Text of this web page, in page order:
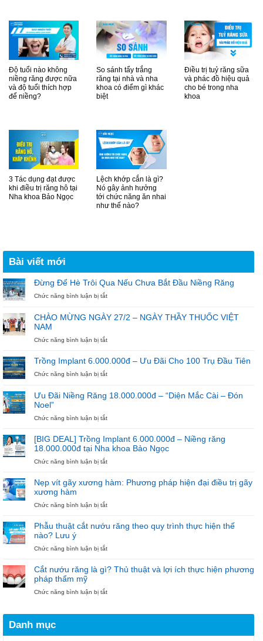
Độ tuổi nào không
niềng răng được nữa
và độ tuổi thích hợp
để niềng?
So sánh tẩy trắng
răng tại nhà và nha
khoa có điểm gì khác
biệt
Điều trị tuỷ răng sữa
và phác đồ hiệu quả
cho bé trong nha
khoa
3 Tác dụng đạt được
khi điều trị răng hô tại
Nha khoa Bảo Ngọc
Lệch khớp cắn là gì?
Nó gây ảnh hưởng
tới chức năng ăn nhai
như thế nào?
Bài viết mới
Đừng Để Hè Trôi Qua Nếu Chưa Bắt Đầu Niềng Răng
Chức năng bình luận bị tắtở
Hè
Qua
Chưa
Bắt
Đầu
Răng
CHÀO MỪNG NGÀY 27/2 – NGÀY THẦY THUỐC VIỆT
NAM
Chức năng bình luận bị tắtở
MỪNG
NGÀY
27/2
NGÀY
VIỆT
Trồng Implant 6.000.000đ – Ưu Đãi Cho 100 Trụ Đầu Tiên
Chức năng bình luận bị tắtở
6.000.000đ
Ưu
Cho
100
Trụ
Đầu
Ưu Đãi Niềng Răng 18.000.000đ – “Diện Mắc Cài – Đón
Noel”
Chức năng bình luận bị tắtở
Niềng
Răng
18.000.000đ
“Diện
–
Noel”
[BIG DEAL] Trồng Implant 6.000.000đ – Niềng răng
18.000.000đ tại Nha khoa Bảo Ngọc
Chức năng bình luận bị tắtở
DEAL]
Trồng
6.000.000đ
Niềng
tại
khoa
Nẹp vít gãy xương hàm: Phương pháp hiện đại điều trị gãy
xương hàm
Chức năng bình luận bị tắtở
gãy
hàm:
pháp
điều
Phẫu thuật cắt nướu răng theo quy trình thực hiện thế
nào? Lưu ý
Chức năng bình luận bị tắtở
thuật
cắt
răng
hiện
Cắt nướu răng là gì? Thủ thuật và lợi ích thực hiện phương
pháp thẩm mỹ
Chức năng bình luận bị tắtở
gì?
Danh mục